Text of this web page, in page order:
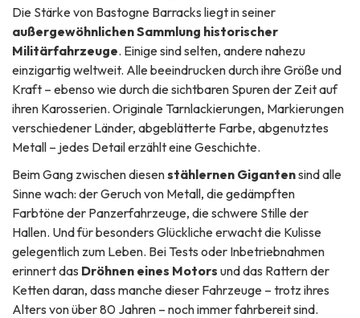
Die Stärke von Bastogne Barracks liegt in seiner
außergewöhnlichen Sammlung historischer
Militärfahrzeuge. Einige sind selten, andere nahezu
einzigartig weltweit. Alle beeindrucken durch ihre Größe und
Kraft – ebenso wie durch die sichtbaren Spuren der Zeit auf
ihren Karosserien. Originale Tarnlackierungen, Markierungen
verschiedener Länder, abgeblätterte Farbe, abgenutztes
Metall – jedes Detail erzählt eine Geschichte.
Beim Gang zwischen diesenstählernen Gigantensind alle
Sinne wach: der Geruch von Metall, die gedämpften
Farbtöne der Panzerfahrzeuge, die schwere Stille der
Hallen. Und für besonders Glückliche erwacht die Kulisse
gelegentlich zum Leben. Bei Tests oder Inbetriebnahmen
erinnert das Dröhnen eines Motors und das Rattern der
Ketten daran, dass manche dieser Fahrzeuge – trotz ihres
Alters von über 80 Jahren – noch immer fahrbereit sind.